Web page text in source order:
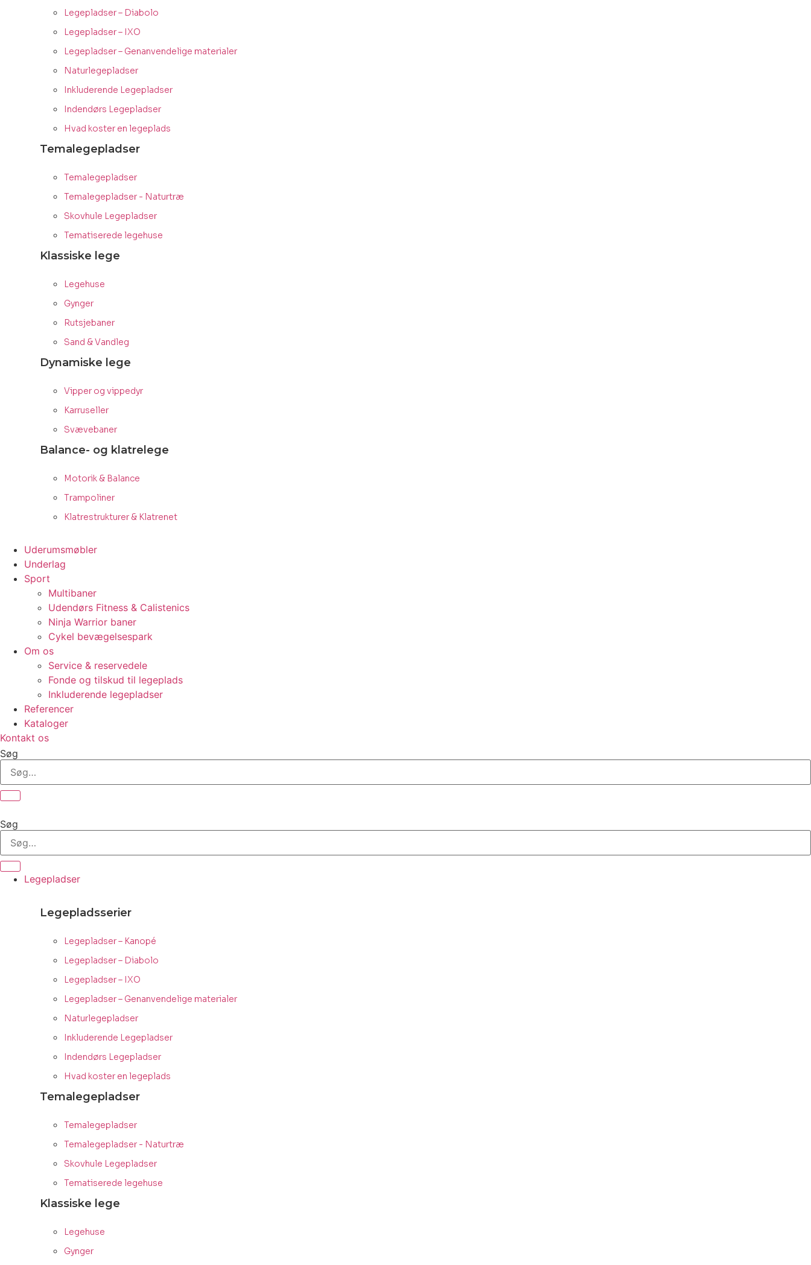
Legepladser – Diabolo
Legepladser – IXO
Legepladser – Genanvendelige materialer
Naturlegepladser
Inkluderende Legepladser
Indendørs Legepladser
Hvad koster en legeplads
Temalegepladser
Temalegepladser
Temalegepladser - Naturtræ
Skovhule Legepladser
Tematiserede legehuse
Klassiske lege
Legehuse
Gynger
Rutsjebaner
Sand & Vandleg
Dynamiske lege
Vipper og vippedyr
Karruseller
Svævebaner
Balance- og klatrelege
Motorik & Balance
Trampoliner
Klatrestrukturer & Klatrenet
Uderumsmøbler
Underlag
Sport
Multibaner
Udendørs Fitness & Calistenics
Ninja Warrior baner
Cykel bevægelsespark
Om os
Service & reservedele
Fonde og tilskud til legeplads
Inkluderende legepladser
Referencer
Kataloger
Kontakt os
Søg
Søg
Legepladser
Legepladsserier
Legepladser – Kanopé
Legepladser – Diabolo
Legepladser – IXO
Legepladser – Genanvendelige materialer
Naturlegepladser
Inkluderende Legepladser
Indendørs Legepladser
Hvad koster en legeplads
Temalegepladser
Temalegepladser
Temalegepladser - Naturtræ
Skovhule Legepladser
Tematiserede legehuse
Klassiske lege
Legehuse
Gynger